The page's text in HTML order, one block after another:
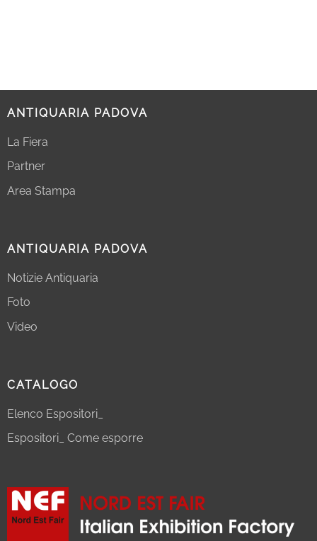
ANTIQUARIA PADOVA
La Fiera
Partner
Area Stampa
ANTIQUARIA PADOVA
Notizie Antiquaria
Foto
Video
CATALOGO
Elenco Espositori_
Espositori_ Come esporre